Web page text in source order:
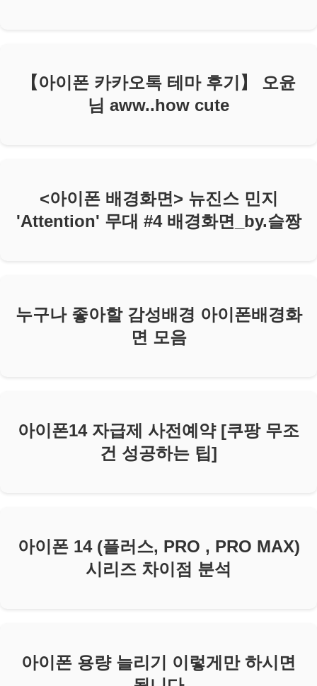
【아이폰 카카오톡 테마 후기】 오윤
님 aww..how cute
<아이폰 배경화면> 뉴진스 민지
'Attention' 무대 #4 배경화면_by.슬짱
누구나 좋아할 감성배경 아이폰배경화
면 모음
아이폰14 자급제 사전예약 [쿠팡 무조
건 성공하는 팁]
아이폰 14 (플러스, PRO , PRO MAX)
시리즈 차이점 분석
아이폰 용량 늘리기 이렇게만 하시면